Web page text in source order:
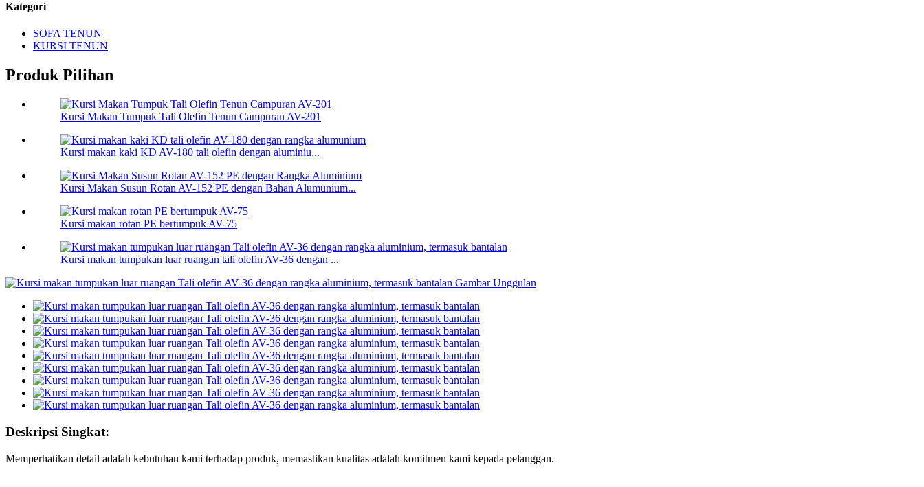
Kategori
SOFA TENUN
KURSI TENUN
Produk Pilihan
Kursi Makan Tumpuk Tali Olefin Tenun Campuran AV-201
Kursi makan kaki KD AV-180 tali olefin dengan aluminiu...
Kursi Makan Susun Rotan AV-152 PE dengan Bahan Alumunium...
Kursi makan rotan PE bertumpuk AV-75
Kursi makan tumpukan luar ruangan tali olefin AV-36 dengan ...
Deskripsi Singkat:
Memperhatikan detail adalah kebutuhan kami terhadap produk, memastikan kualitas adalah komitmen kami kepada pelanggan.